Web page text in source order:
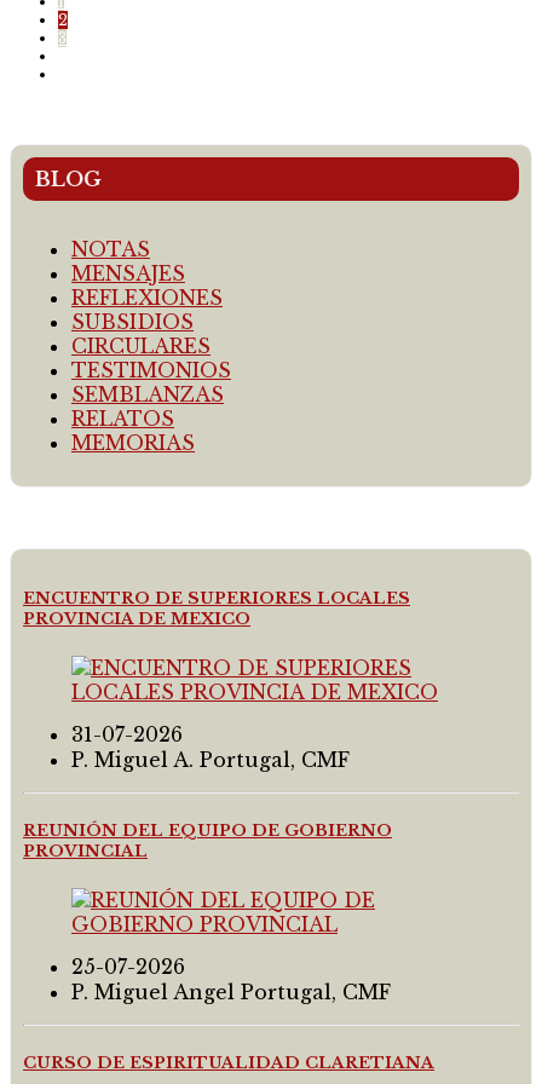
2
3
BLOG
NOTAS
MENSAJES
REFLEXIONES
SUBSIDIOS
CIRCULARES
TESTIMONIOS
SEMBLANZAS
RELATOS
MEMORIAS
ENCUENTRO DE SUPERIORES LOCALES
PROVINCIA DE MEXICO
31-07-2026
P. Miguel A. Portugal, CMF
REUNIÓN DEL EQUIPO DE GOBIERNO
PROVINCIAL
25-07-2026
P. Miguel Angel Portugal, CMF
CURSO DE ESPIRITUALIDAD CLARETIANA